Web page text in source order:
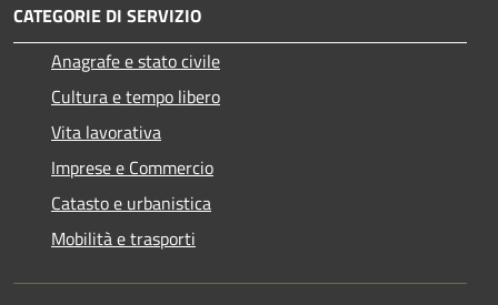
CATEGORIE DI SERVIZIO
Anagrafe e stato civile
Cultura e tempo libero
Vita lavorativa
Imprese e Commercio
Catasto e urbanistica
Mobilità e trasporti